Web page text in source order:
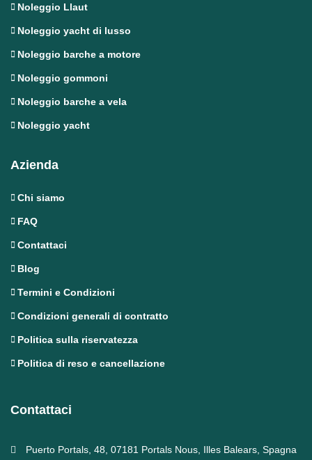
Noleggio Llaut
Noleggio yacht di lusso
Noleggio barche a motore
Noleggio gommoni
Noleggio barche a vela
Noleggio yacht
Azienda
Chi siamo
FAQ
Contattaci
Blog
Termini e Condizioni
Condizioni generali di contratto
Politica sulla riservatezza
Politica di reso e cancellazione
Contattaci
Puerto Portals, 48, 07181 Portals Nous, Illes Balears, Spagna